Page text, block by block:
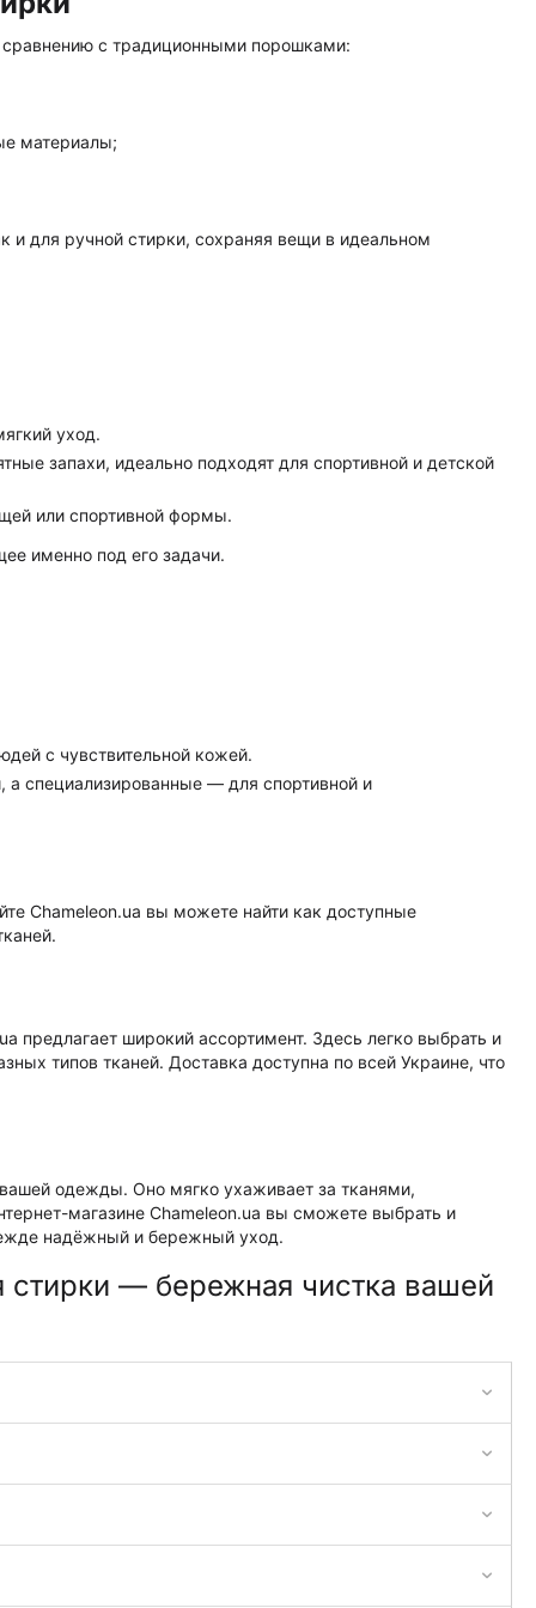
с традиционными порошками:
материалы;
и для ручной стирки, сохраняя вещи в идеальном
уход.
запахи, идеально подходят для спортивной и детской
или спортивной формы.
именно под его задачи.
с чувствительной кожей.
специализированные — для спортивной и
Chameleon.ua вы можете найти как доступные
предлагает широкий ассортимент. Здесь легко выбрать и
типов тканей. Доставка доступна по всей Украине, что
одежды. Оно мягко ухаживает за тканями,
магазине Chameleon.ua вы сможете выбрать и
надёжный и бережный уход.
— бережная чистка вашей